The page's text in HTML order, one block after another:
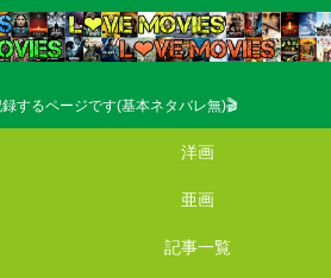
するページです(基本ネタバレ無)🎬
洋画
亜画
記事一覧